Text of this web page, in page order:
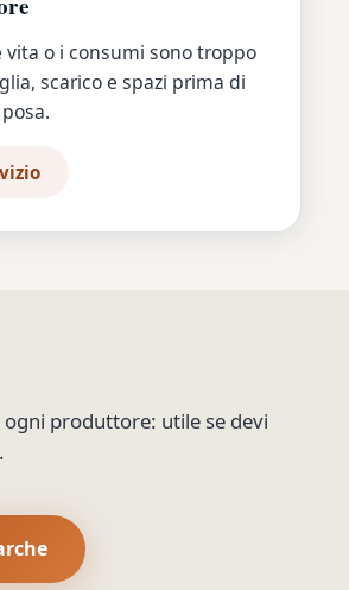
vita o i consumi sono troppo
scarico e spazi prima di
ogni produttore: utile se devi